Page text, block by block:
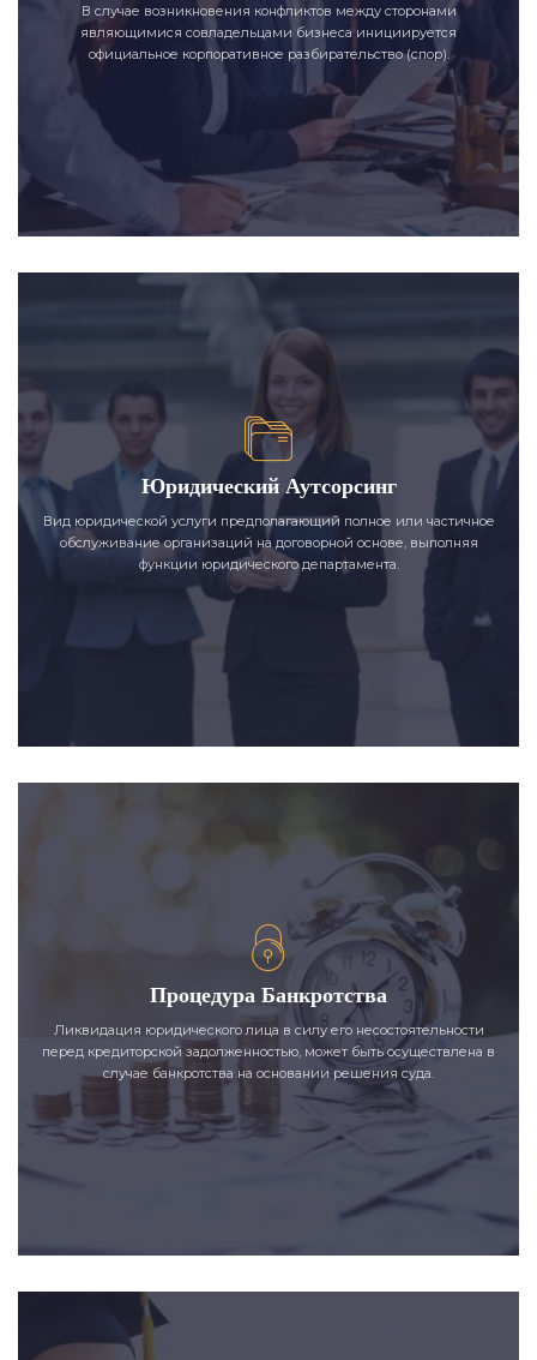
В случае возникновения конфликтов между сторонами
являющимися совладельцами бизнеса инициируется
официальное корпоративное разбирательство (спор).
Юридический Аутсорсинг
Вид юридической услуги предполагающий полное или частичное
обслуживание организаций на договорной основе, выполняя
функции юридического департамента.
Процедура Банкротства
Ликвидация юридического лица в силу его несостоятельности
перед кредиторской задолженностью, может быть осуществлена в
случае банкротства на основании решения суда.